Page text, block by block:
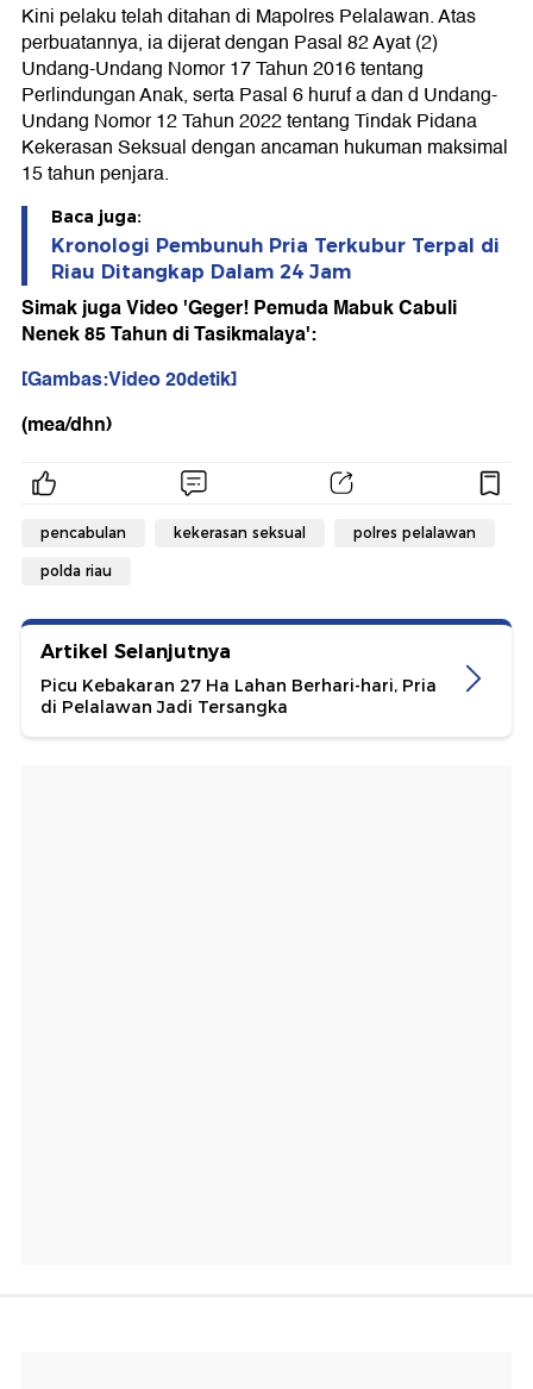
Kini pelaku telah ditahan di Mapolres Pelalawan. Atas
perbuatannya, ia dijerat dengan Pasal 82 Ayat (2)
Undang-Undang Nomor 17 Tahun 2016 tentang
Perlindungan Anak, serta Pasal 6 huruf a dan d Undang-
Undang Nomor 12 Tahun 2022 tentang Tindak Pidana
Kekerasan Seksual dengan ancaman hukuman maksimal
15 tahun penjara.
Baca juga:
Kronologi Pembunuh Pria Terkubur Terpal di
Riau Ditangkap Dalam 24 Jam
Simak juga Video 'Geger! Pemuda Mabuk Cabuli
Nenek 85 Tahun di Tasikmalaya':
[Gambas:Video 20detik]
(mea/dhn)
pencabulan kekerasan seksual polres pelalawan
polda riau
Artikel Selanjutnya
Picu Kebakaran 27 Ha Lahan Berhari-hari, Pria
di Pelalawan Jadi Tersangka